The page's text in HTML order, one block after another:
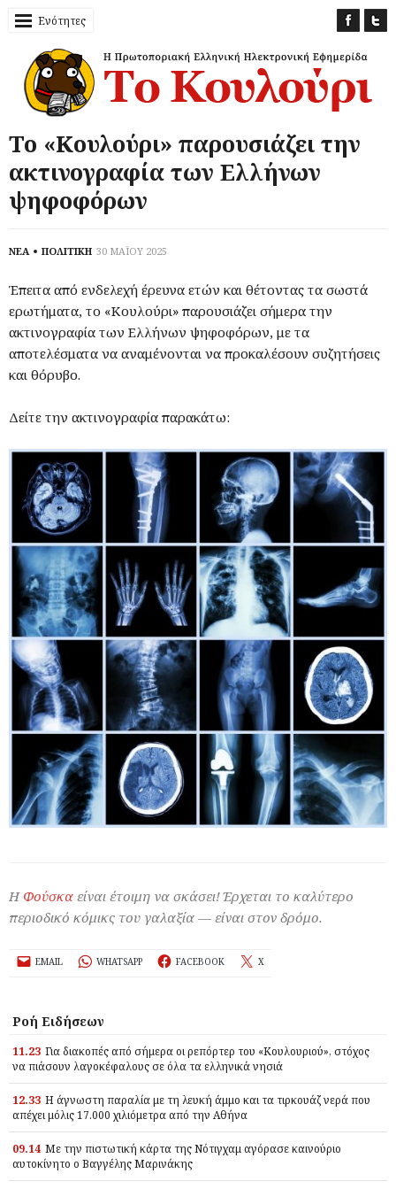
Ενότητες
Το «Κουλούρι» παρουσιάζει την
ακτινογραφία των Ελλήνων
ψηφοφόρων
ΝΕΑ ΠΟΛΙΤΙΚΗ 30 ΜΑΪΟΥ 2025
Έπειτα από ενδελεχή έρευνα ετών και θέτοντας τα σωστά
ερωτήματα, το «Κουλούρι» παρουσιάζει σήμερα την
ακτινογραφία των Ελλήνων ψηφοφόρων, με τα
αποτελέσματα να αναμένονται να προκαλέσουν συζητήσεις
και θόρυβο.
Δείτε την ακτινογραφία παρακάτω:
Η Φούσκα είναι έτοιμη να σκάσει! Έρχεται το καλύτερο
περιοδικό κόμικς του γαλαξία — είναι στον δρόμο.
EMAIL WHATSAPP FACEBOOK X
Ροή Ειδήσεων
11.23 Για διακοπές από σήμερα οι ρεπόρτερ του «Κουλουριού», στόχος
να πιάσουν λαγοκέφαλους σε όλα τα ελληνικά νησιά
12.33 Η άγνωστη παραλία με τη λευκή άμμο και τα τιρκουάζ νερά που
απέχει μόλις 17.000 χιλιόμετρα από την Αθήνα
09.14 Με την πιστωτική κάρτα της Νότιγχαμ αγόρασε καινούριο
αυτοκίνητο ο Βαγγέλης Μαρινάκης